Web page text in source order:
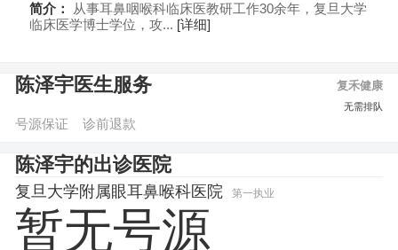
简介：
从事耳鼻咽喉科临床医教研工作30余年，复旦大学
临床医学博士学位，攻... [详细]
陈泽宇医生服务 复禾健康
预约挂号无需排队
号源保证 诊前退款
陈泽宇的出诊医院
复旦大学附属眼耳鼻喉科医院 第一执业
暂无号源